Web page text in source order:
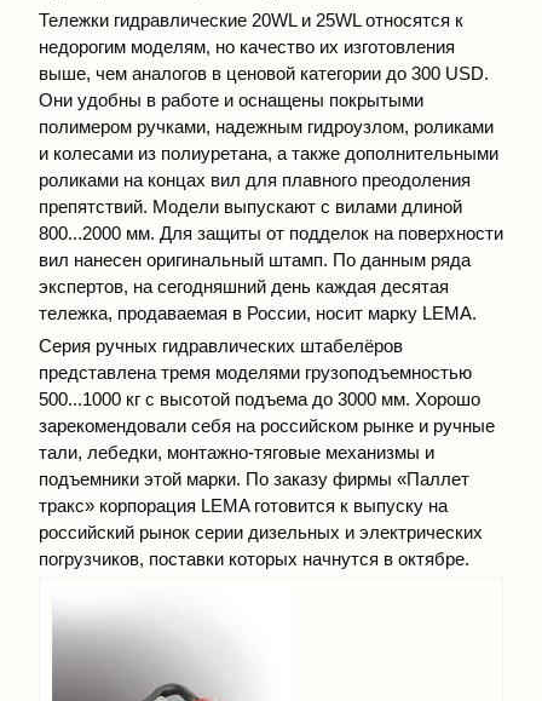
Тележки гидравлические 20WL и 25WL относятся к
недорогим моделям, но качество их изготовления
выше, чем аналогов в ценовой категории до 300 USD.
Они удобны в работе и оснащены покрытыми
полимером ручками, надежным гидроузлом, роликами
и колесами из полиуретана, а также дополнительными
роликами на концах вил для плавного преодоления
препятствий. Модели выпускают с вилами длиной
800...2000 мм. Для защиты от подделок на поверхности
вил нанесен оригинальный штамп. По данным ряда
экспертов, на сегодняшний день каждая десятая
тележка, продаваемая в России, носит марку LEMA.
Серия ручных гидравлических штабелёров
представлена тремя моделями грузоподъемностью
500...1000 кг с высотой подъема до 3000 мм. Хорошо
зарекомендовали себя на российском рынке и ручные
тали, лебедки, монтажно-тяговые механизмы и
подъемники этой марки. По заказу фирмы «Паллет
тракс» корпорация LEMA готовится к выпуску на
российский рынок серии дизельных и электрических
погрузчиков, поставки которых начнутся в октябре.